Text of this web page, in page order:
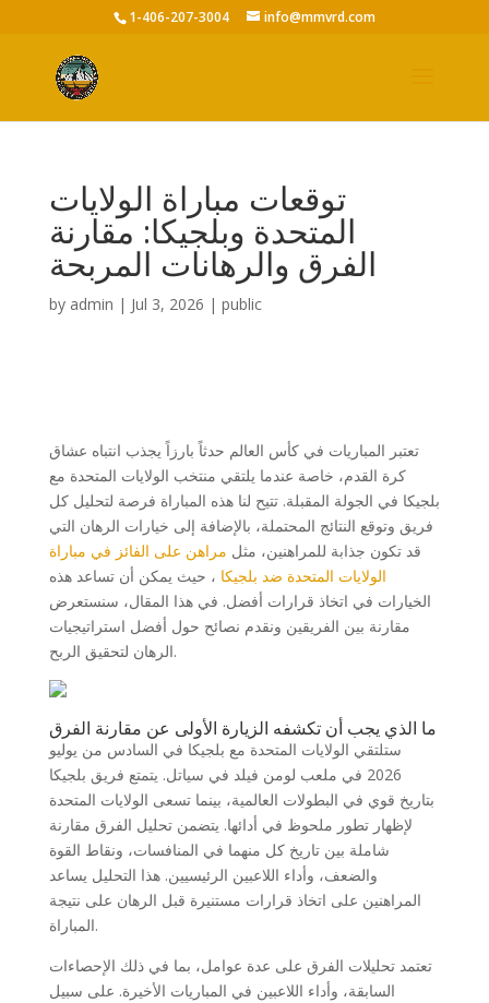
1-406-207-3004 info@mmvrd.com
توقعات مباراة الولايات
المتحدة وبلجيكا: مقارنة
الفرق والرهانات المربحة
by admin | Jul 3, 2026 | public
تعتبر المباريات في كأس العالم حدثاً بارزاً يجذب انتباه عشاق
كرة القدم، خاصة عندما يلتقي منتخب الولايات المتحدة مع
بلجيكا في الجولة المقبلة. تتيح لنا هذه المباراة فرصة لتحليل كل
فريق وتوقع النتائج المحتملة، بالإضافة إلى خيارات الرهان التي
قد تكون جذابة للمراهنين، مثل مراهن على الفائز في مباراة
الولايات المتحدة ضد بلجيكا ، حيث يمكن أن تساعد هذه
الخيارات في اتخاذ قرارات أفضل. في هذا المقال، سنستعرض
مقارنة بين الفريقين ونقدم نصائح حول أفضل استراتيجيات
الرهان لتحقيق الربح.
ما الذي يجب أن تكشفه الزيارة الأولى عن مقارنة الفرق
ستلتقي الولايات المتحدة مع بلجيكا في السادس من يوليو
2026 في ملعب لومن فيلد في سياتل. يتمتع فريق بلجيكا
بتاريخ قوي في البطولات العالمية، بينما تسعى الولايات المتحدة
لإظهار تطور ملحوظ في أدائها. يتضمن تحليل الفرق مقارنة
شاملة بين تاريخ كل منهما في المنافسات، ونقاط القوة
والضعف، وأداء اللاعبين الرئيسيين. هذا التحليل يساعد
المراهنين على اتخاذ قرارات مستنيرة قبل الرهان على نتيجة
المباراة.
تعتمد تحليلات الفرق على عدة عوامل، بما في ذلك الإحصاءات
السابقة، وأداء اللاعبين في المباريات الأخيرة. على سبيل